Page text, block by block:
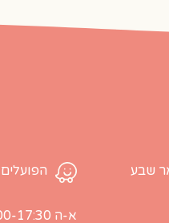
הפועלים 28, עמק שרה באר שבע
א-ה 7:00-17:30